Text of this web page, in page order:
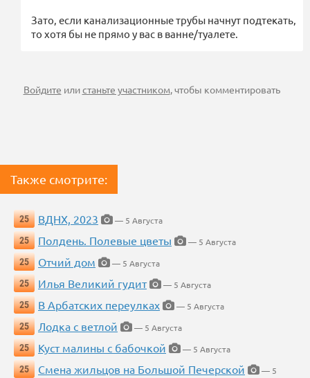
Зато, если канализационные трубы начнут подтекать,
то хотя бы не прямо у вас в ванне/туалете.
Войдите илистаньте участником, чтобы комментировать
Также смотрите:
25 ВДНХ, 2023
— 5 Августа
25
Полдень. Полевые цветы
— 5 Августа
25
Отчий дом
— 5 Августа
25
Илья Великий гудит
— 5 Августа
25
В Арбатских переулках
— 5 Августа
25
Лодка с ветлой
— 5 Августа
25
Куст малины с бабочкой
— 5 Августа
25
Смена жильцов на Большой Печерской
— 5